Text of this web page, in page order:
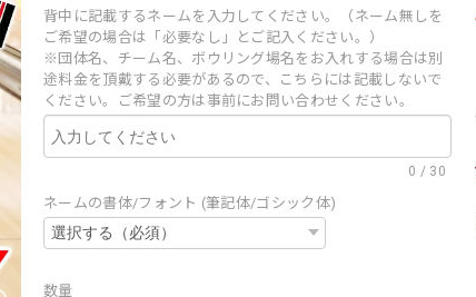
背中に記載するネームを入力してください。（ネーム無しを
ご希望の場合は「必要なし」とご記入ください。）
※団体名、チーム名、ボウリング場名をお入れする場合は別
途料金を頂戴する必要があるので、こちらには記載しないで
ください。ご希望の方は事前にお問い合わせください。
0 / 30
ネームの書体/フォント (筆記体/ゴシック体)
数量